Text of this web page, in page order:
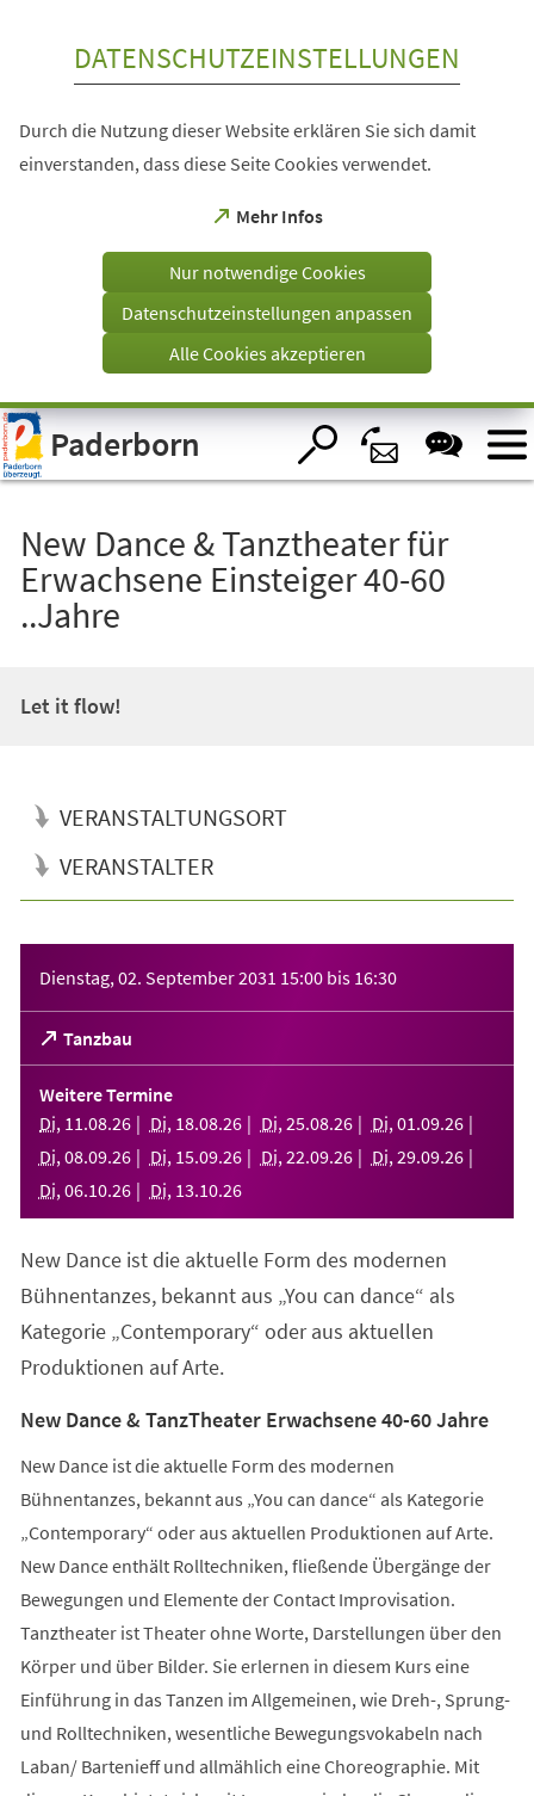
Visuelle
Assistenzsoftware
öffnen.
DATENSCHUTZEINSTELLUNGEN
Durch die Nutzung dieser Website erklären Sie sich damit
einverstanden, dass diese Seite Cookies verwendet.
Mehr Infos
(Öffnet
einem
Tab)
Nur notwendige Cookies
Datenschutzeinstellungen anpassen
Alle Cookies akzeptieren
Paderborn
New Dance & Tanztheater für
Erwachsene Einsteiger 40-60
..Jahre
Let it flow!
VERANSTALTUNGSORT
VERANSTALTER
Dienstag, 02. September 2031 15:00 bis 16:30
Tanzbau
(Öffnet
in
einem
neuen
Tab)
Weitere Termine
Di, 11 .08.26 Di, 18.08.26 Di, 25.08.26 Di, 01 .09.26
Di, 08.09.26 Di, 15.09.26 Di, 22.09.26 Di, 29.09.26
Di, 06.10.26 Di, 13.10.26
New Dance ist die aktuelle Form des modernen
Bühnentanzes, bekannt aus „You can dance“ als
Kategorie „Contemporary“ oder aus aktuellen
Produktionen auf Arte.
New Dance & TanzTheater Erwachsene 40-60 Jahre
New Dance ist die aktuelle Form des modernen
Bühnentanzes, bekannt aus „You can dance“ als Kategorie
„Contemporary“ oder aus aktuellen Produktionen auf Arte.
New Dance enthält Rolltechniken, fließende Übergänge der
Bewegungen und Elemente der Contact Improvisation.
Tanztheater ist Theater ohne Worte, Darstellungen über den
Körper und über Bilder. Sie erlernen in diesem Kurs eine
Einführung in das Tanzen im Allgemeinen, wie Dreh-, Sprung-
und Rolltechniken, wesentliche Bewegungsvokabeln nach
Laban/ Bartenieff und allmählich eine Choreographie. Mit